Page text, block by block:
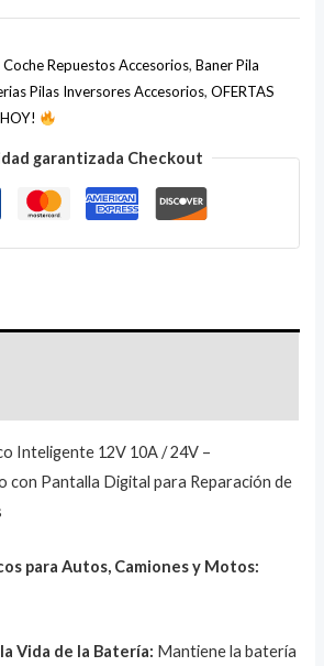
Repuestos Accesorios,Baner Pila
Pilas Inversores Accesorios,OFERTAS
garantizada Checkout
Inteligente 12V 10A / 24V –
con Pantalla Digital para Reparación de
para Autos, Camiones y Motos:
Vida de la Batería: Mantiene la batería